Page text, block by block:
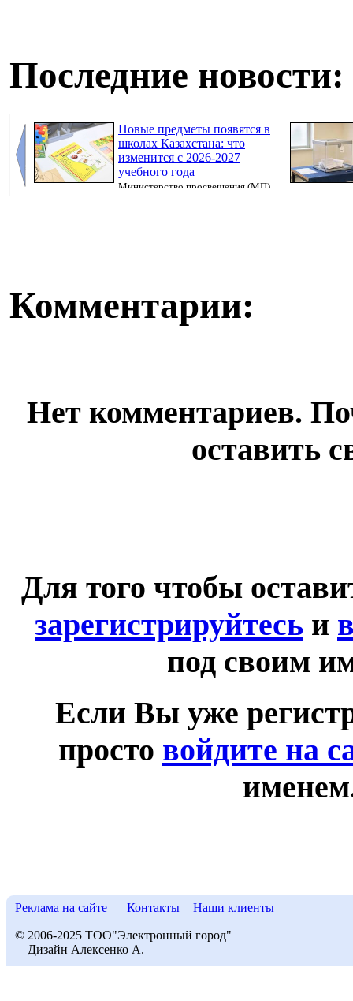
Последние новости:
Новые предметы появятся в
школах Казахстана: что
изменится с 2026-2027
учебного года
Министерство просвещения (МП)
Комментарии:
Нет комментариев.
оставить
Для того чтобы
зарегистрируйтесь и
под своим
Если Вы уже
просто войдите на
Реклама на сайте Контакты Наши клиенты
© 2006-2025 ТОО"Электронный город"
Дизайн Алексенко А.